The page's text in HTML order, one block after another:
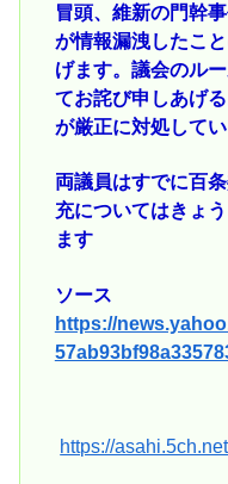
冒頭、維新の門幹
が情報漏洩したこ
げます。議会のル
てお詫び申しあげ
が厳正に対処して
両議員はすでに百
充についてはきょ
ます
ソース
https://
https://